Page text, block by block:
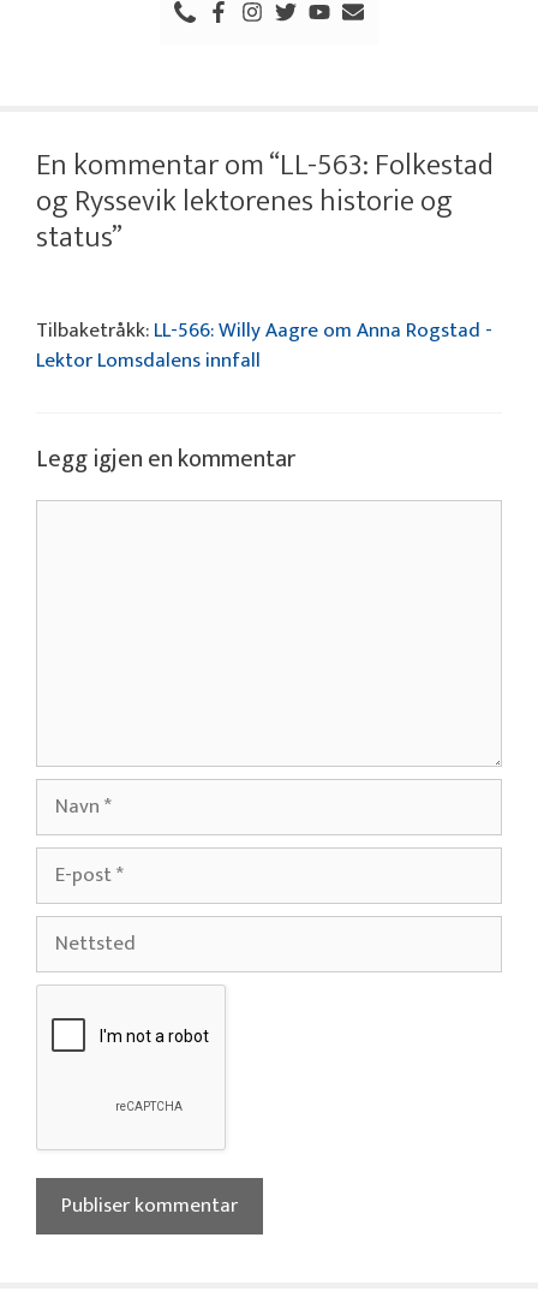
En kommentar om “LL-563: Folkestad
og Ryssevik lektorenes historie og
status”
Tilbaketråkk:LL-566: Willy Aagre om Anna Rogstad -
Lektor Lomsdalens innfall
Legg igjen en kommentar
Kommentar
Navn
E-
post
Nettsted